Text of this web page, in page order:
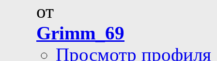
от
Grimm_69
Просмотр профиля